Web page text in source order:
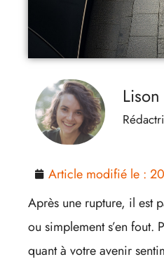
Article modifié le :
Après une rupture, il est
ou simplement s’en
quant à votre avenir